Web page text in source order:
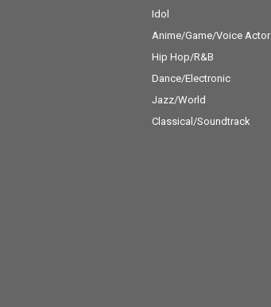
Idol
Anime/Game/Voice Actor
Hip Hop/R&B
Dance/Electronic
Jazz/World
Classical/Soundtrack